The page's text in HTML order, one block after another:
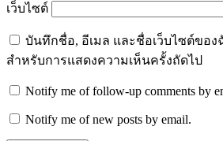
เว็บไซต์
บันทึกชื่อ, อีเมล และชื่อเว็บไซต์ของ
สำหรับการแสดงความเห็นครั้งถัดไป
Notify me of follow-up comments by
Notify me of new posts by email.